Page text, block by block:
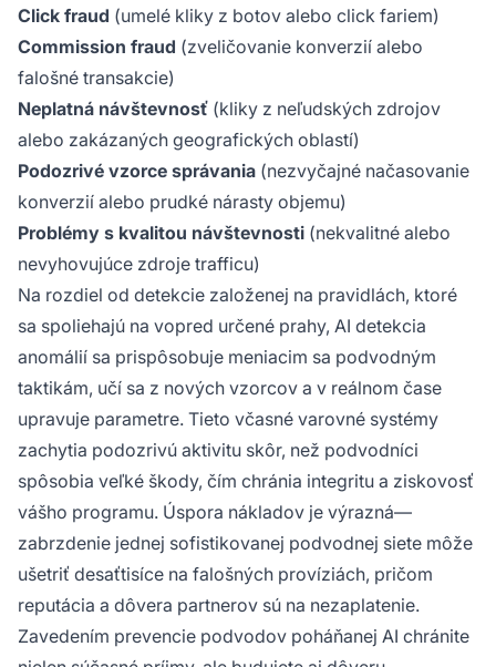
Click fraud (umelé kliky z botov alebo click fariem)
Commission fraud (zveličovanie konverzií alebo
falošné transakcie)
Neplatná návštevnosť (kliky z neľudských zdrojov
alebo zakázaných geografických oblastí)
Podozrivé vzorce správania (nezvyčajné načasovanie
konverzií alebo prudké nárasty objemu)
Problémy s kvalitou návštevnosti (nekvalitné alebo
nevyhovujúce zdroje trafficu)
Na rozdiel od detekcie založenej na pravidlách, ktoré
sa spoliehajú na vopred určené prahy, AI detekcia
anomálií sa prispôsobuje meniacim sa podvodným
taktikám, učí sa z nových vzorcov a v reálnom čase
upravuje parametre. Tieto včasné varovné systémy
zachytia podozrivú aktivitu skôr, než podvodníci
spôsobia veľké škody, čím chránia integritu a ziskovosť
vášho programu. Úspora nákladov je výrazná—
zabrzdenie jednej sofistikovanej podvodnej siete môže
ušetriť desaťtisíce na falošných províziách, pričom
reputácia a dôvera partnerov sú na nezaplatenie.
Zavedením prevencie podvodov poháňanej AI chránite